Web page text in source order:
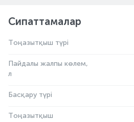
Сипаттамалар
Тоңазытқыш түрі
Пайдалы жалпы көлем,
л
Басқару түрі
Тоңазытқыш